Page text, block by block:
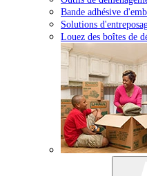
Bande adhésive
Solutions
Louez des boîtes de